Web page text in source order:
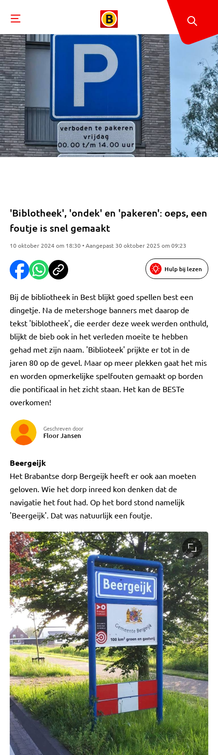
'Biblotheek', 'ondek' en 'pakeren': oeps, een
foutje is snel gemaakt
10 oktober 2024 om 18:30 • Aangepast 30 oktober 2025 om 09:23
Hulp bij lezen
Bij de bibliotheek in Best blijkt goed spellen best een
dingetje. Na de metershoge banners met daarop de
tekst 'biblotheek', die eerder deze week werden onthuld,
blijkt de bieb ook in het verleden moeite te hebben
gehad met zijn naam. 'Biblioteek' prijkte er tot in de
jaren 80 op de gevel. Maar op meer plekken gaat het mis
en worden opmerkelijke spelfouten gemaakt op borden
die pontificaal in het zicht staan. Het kan de BESTe
overkomen!
Geschreven door
Floor Jansen
Beergeijk
Het Brabantse dorp Bergeijk heeft er ook aan moeten
geloven. Wie het dorp inreed kon denken dat de
navigatie het fout had. Op het bord stond namelijk
'Beergeijk'. Dat was natuurlijk een foutje.